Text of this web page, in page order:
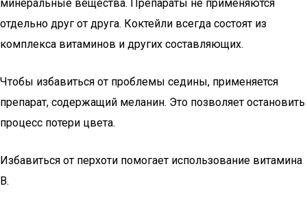
минеральные вещества. Препараты не применяются
отдельно друг от друга. Коктейли всегда состоят из
комплекса витаминов и других составляющих.
Чтобы избавиться от проблемы седины, применяется
препарат, содержащий меланин. Это позволяет остановить
процесс потери цвета.
Избавиться от перхоти помогает использование витамина
В.